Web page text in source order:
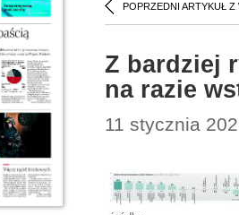
POPRZEDNI ARTYKUŁ Z
Z bardziej
na razie
11 stycznia